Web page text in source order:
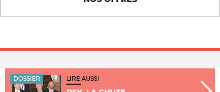
DOSSIER LIRE AUSSI